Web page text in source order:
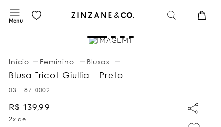
Feminino Blusas
Blusa Tricot Giullia - Preto
031187_0002
R$ 139,99
2x de